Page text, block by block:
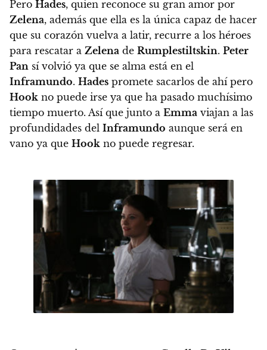
Pero Hades, quien reconoce su gran amor por
Zelena, además que ella es la única capaz de hacer
que su corazón vuelva a latir, recurre a los héroes
para rescatar a Zelena de Rumplestiltskin. Peter
Pan sí volvió ya que se alma está en el
Inframundo. Hades promete sacarlos de ahí pero
Hook no puede irse ya que ha pasado muchísimo
tiempo muerto. Así que junto a Emma viajan a las
profundidades del Inframundo aunque será en
vano ya que Hook no puede regresar.